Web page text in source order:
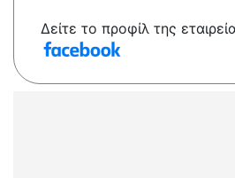
Δείτε το προφίλ της